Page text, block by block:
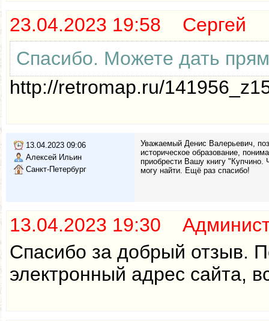
23.04.2023 19:58 Сергей
Спасибо. Можете дать
http://retromap.ru/
13.04.2023 09:06
Алексей Ильин
Санкт-Петербург
Уважаемый Денис Валерьевич,
историческое образование,
приобрести Вашу книгу "Купчино.
могу найти. Ещё раз спасибо!
13.04.2023 19:30
Спасибо за добрый отзыв.
электронный адрес сайта,